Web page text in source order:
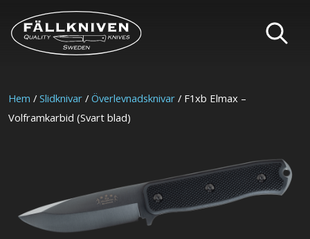
Hem / Slidknivar / Överlevnadsknivar / F1xb Elmax –
Volframkarbid (Svart blad)